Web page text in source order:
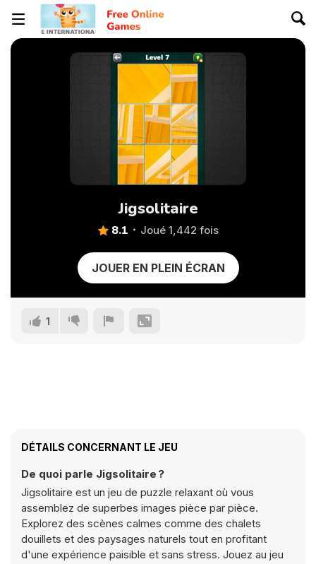
Jigsolitaire
8.1 Joué 1,442 fois
JOUER EN PLEIN ÉCRAN
1
DÉTAILS CONCERNANT LE JEU
De quoi parle Jigsolitaire ?
Jigsolitaire est un jeu de puzzle relaxant où vous
assemblez de superbes images pièce par pièce.
Explorez des scènes calmes comme des chalets
douillets et des paysages naturels tout en profitant
d'une expérience paisible et sans stress. Jouez au jeu